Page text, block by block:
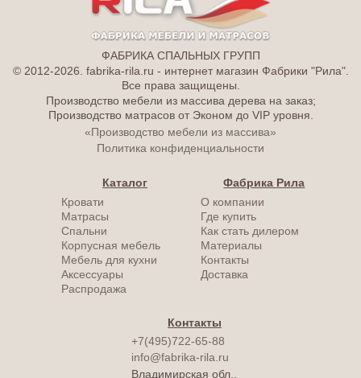
ФАБРИКА СПАЛЬНЫХ ГРУПП
© 2012-2026. fabrika-rila.ru - интернет магазин Фабрики "Рила".
Все права защищены.
Производство мебели из массива дерева на заказ;
Производство матрасов от Эконом до VIP уровня.
«Производство мебели из массива»
Политика конфиденциальности
Каталог
Кровати
Матрасы
Спальни
Корпусная мебель
Мебель для кухни
Аксессуары
Распродажа
Фабрика Рила
О компании
Где купить
Как стать дилером
Материалы
Контакты
Доставка
Контакты
+7(495)722-65-88
info@fabrika-rila.ru
Владимирская обл.,